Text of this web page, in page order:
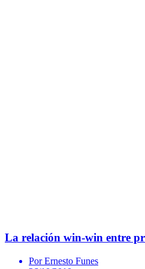
La relación win-win entre
Por Ernesto Funes